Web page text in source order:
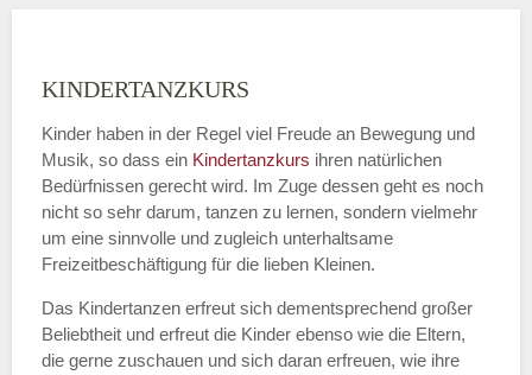
KINDERTANZKURS
Kinder haben in der Regel viel Freude an Bewegung und
Musik, so dass ein Kindertanzkurs ihren natürlichen
Bedürfnissen gerecht wird. Im Zuge dessen geht es noch
nicht so sehr darum, tanzen zu lernen, sondern vielmehr
um eine sinnvolle und zugleich unterhaltsame
Freizeitbeschäftigung für die lieben Kleinen.
Das Kindertanzen erfreut sich dementsprechend großer
Beliebtheit und erfreut die Kinder ebenso wie die Eltern,
die gerne zuschauen und sich daran erfreuen, wie ihre